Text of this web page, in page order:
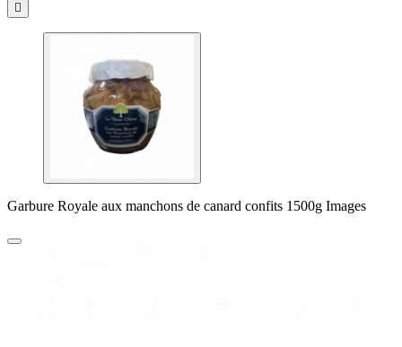

Garbure Royale aux manchons de canard confits 1500g Images